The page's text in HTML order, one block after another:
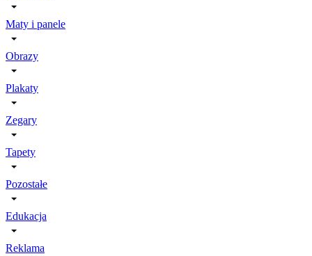
Maty i panele
Obrazy
Plakaty
Zegary
Tapety
Pozostałe
Edukacja
Reklama